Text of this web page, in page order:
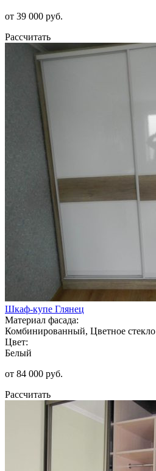
от 39 000 руб.
Рассчитать
Шкаф-купе Глянец
Материал фасада:
Комбинированный, Цветное стекло
Цвет:
Белый
от 84 000 руб.
Рассчитать